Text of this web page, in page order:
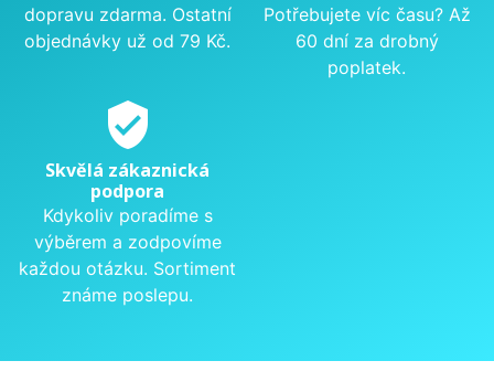
dopravu zdarma. Ostatní
objednávky už od 79 Kč.
Potřebujete víc času? Až
60 dní za drobný
poplatek.
verified_user
Skvělá zákaznická
podpora
Kdykoliv poradíme s
výběrem a zodpovíme
každou otázku. Sortiment
známe poslepu.